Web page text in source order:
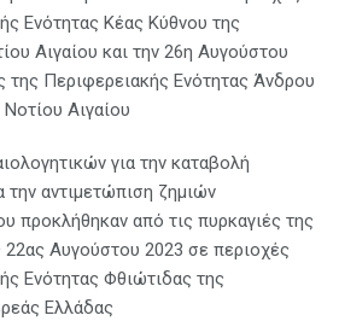
Ενότητας Κέας Κύθνου της
Αιγαίου και την 26η Αυγούστου
της Περιφερειακής Ενότητας Άνδρου
Αιγαίου
για την καταβολή
την αντιμετώπιση ζημιών
προκλήθηκαν από τις πυρκαγιές της
22ας Αυγούστου 2023 σε περιοχές
Ενότητας Φθιώτιδας της
Ελλάδας